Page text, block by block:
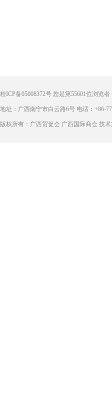
桂ICP备05008372号 您是第55601位浏览者
地址：广西南宁市白云路6号 电话：+86-
版权所有：广西贸促会 广西国际商会 技